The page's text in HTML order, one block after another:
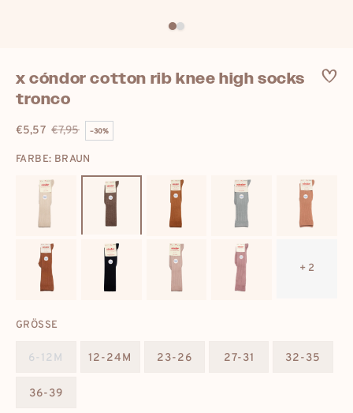
x cóndor cotton rib knee high socks
tronco
€5,57 €7,95 –30%
FARBE: BRAUN
+ 2
GRÖSSE
6-12M 12-24M 23-26 27-31 32-35
36-39